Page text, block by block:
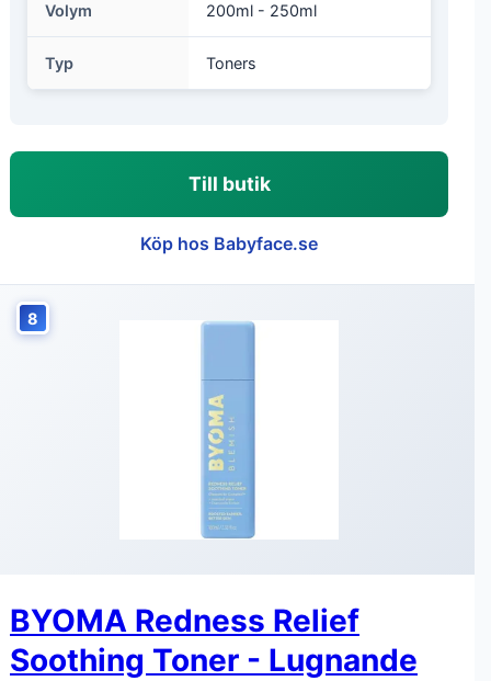
Volym 200ml - 250ml
Typ Toners
Till butik
Köp hos Babyface.se
8
BYOMA Redness Relief
Soothing Toner - Lugnande